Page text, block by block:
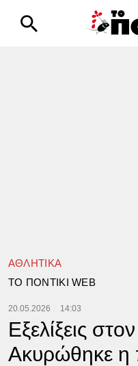
ΑΘΛΗΤΙΚΑ
TΟ ΠΟΝΤΙΚΙ WEB
20.05.2026 14:03
Εξελίξεις
Ακυρώθηκε